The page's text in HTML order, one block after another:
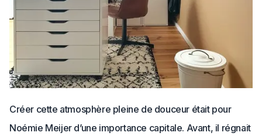
Créer cette atmosphère pleine de douceur était pour
Noémie Meijer d’une importance capitale. Avant, il régnait